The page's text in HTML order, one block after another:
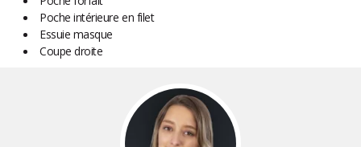
Poche intérieure en filet
Essuie masque
Coupe droite